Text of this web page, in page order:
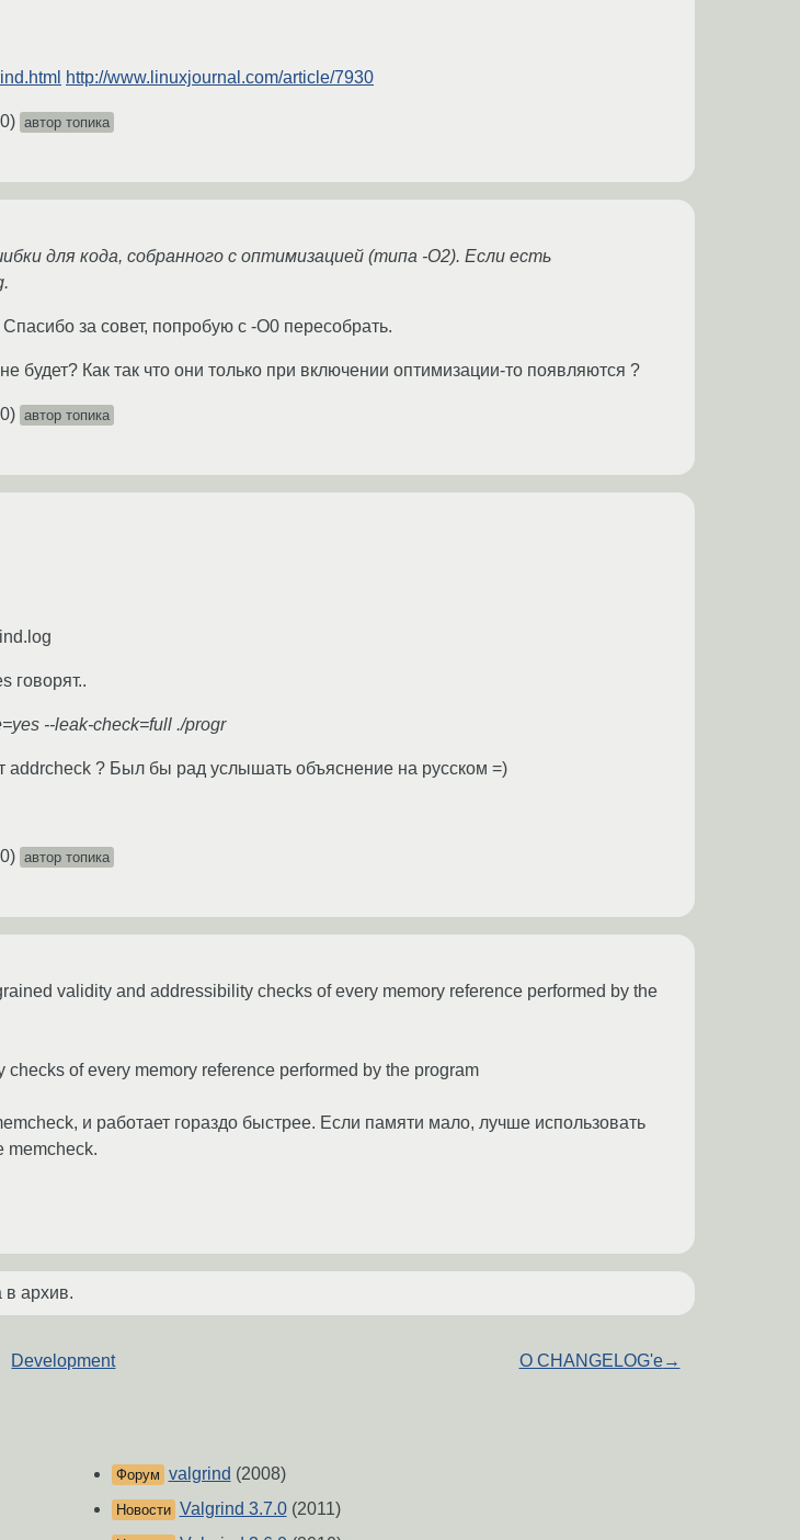
http://www.linuxjournal.com/article/7930
) автор топика
для кода, собранного с оптимизацией (типа -O2). Если есть
за совет, попробую с -O0 пересобрать.
будет? Как так что они только при включении оптимизации-то появляются ?
) автор топика
говорят..
--leak-check=full ./progr
addrcheck ? Был бы рад услышать объяснение на русском =)
) автор топика
validity and addressibility checks of every memory reference performed by the
of every memory reference performed by the program
и работает гораздо быстрее. Если памяти мало, лучше использовать
memcheck.
архив.
Development О CHANGELOG'е→
Форум valgrind (2008)
Новости Valgrind 3.7.0(2011)